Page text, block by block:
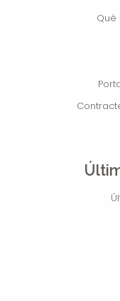
Què